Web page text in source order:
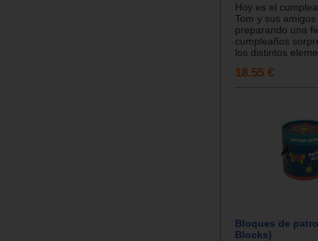
Hoy es el
Tom y sus
preparando una
cumpleaños
los distintos
18.55 €
Bloques de
Blocks)